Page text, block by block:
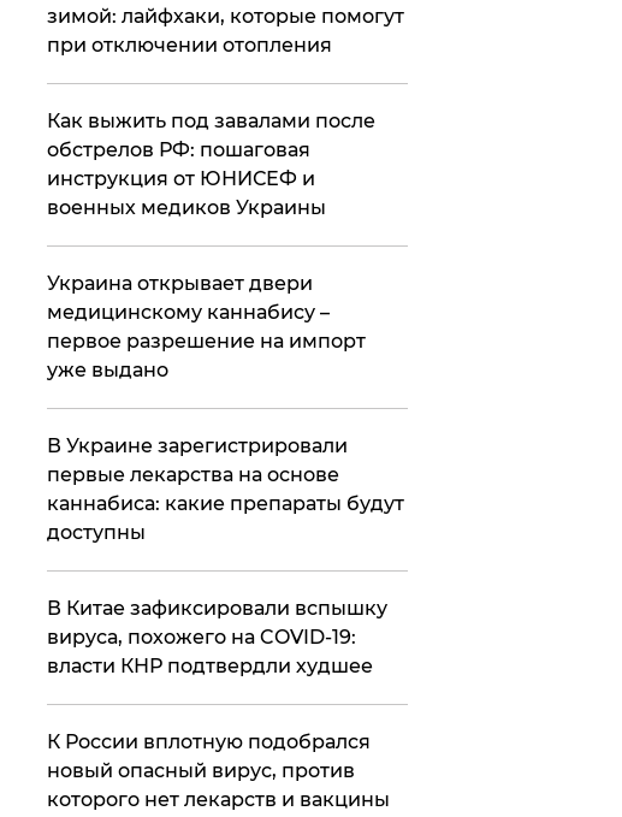
зимой: лайфхаки, которые помогут
при отключении отопления
Как выжить под завалами после
обстрелов РФ: пошаговая
инструкция от ЮНИСЕФ и
военных медиков Украины
Украина открывает двери
медицинскому каннабису –
первое разрешение на импорт
уже выдано
В Украине зарегистрировали
первые лекарства на основе
каннабиса: какие препараты будут
доступны
В Китае зафиксировали вспышку
вируса, похожего на COVID-19:
власти КНР подтвердли худшее
К России вплотную подобрался
новый опасный вирус, против
которого нет лекарств и вакцины